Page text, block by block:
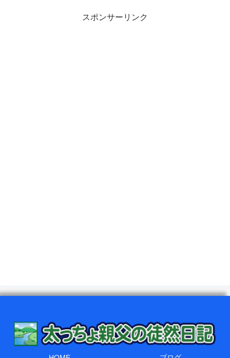
スポンサーリンク